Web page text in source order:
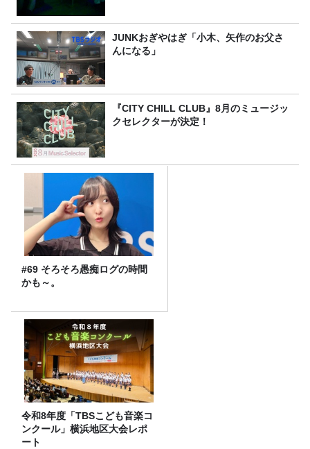
JUNKおぎやはぎ「小木、矢作のお父さ
んになる」
『CITY CHILL CLUB』8月のミュージッ
クセレクターが決定！
#69 そろそろ愚痴ログの時間
かも～。
令和8年度「TBSこども音楽コ
ンクール」横浜地区大会レポ
ート